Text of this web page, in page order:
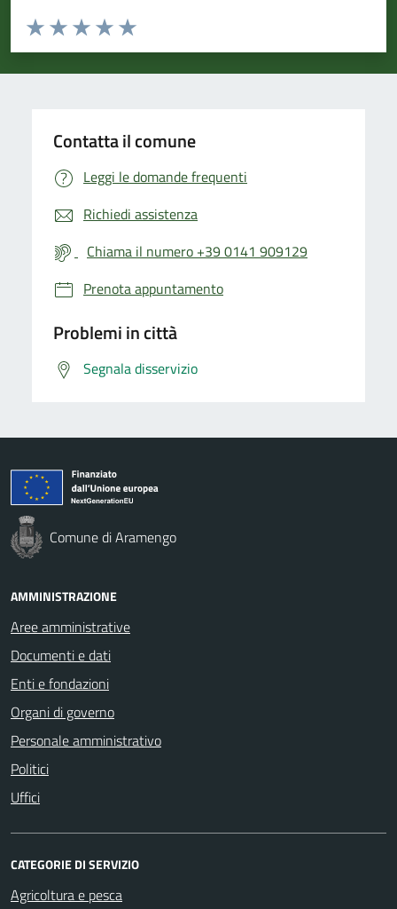
Valuta da 1 a 5 stelle la pagina
Valuta 5 stelle su 5
Valuta 4 stelle su 5
Valuta 3 stelle su 5
Valuta 2 stelle su 5
Valuta 1 stelle su 5
Contatta il comune
Leggi le domande frequenti
Richiedi assistenza
Chiama il numero +39 0141 909129
Prenota appuntamento
Problemi in città
Segnala disservizio
Comune di Aramengo
AMMINISTRAZIONE
Aree amministrative
Documenti e dati
Enti e fondazioni
Organi di governo
Personale amministrativo
Politici
Uffici
CATEGORIE DI SERVIZIO
Agricoltura e pesca